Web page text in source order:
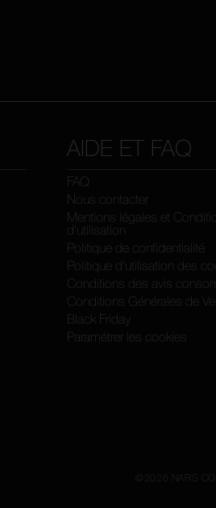
AIDE ET FAQ
FAQ
Nous contacter
Mentions légales et
d’utilisation
Politique de confidentialité
Politique d'utilisation des
Conditions des avis
Conditions Générales de
Black Friday
Paramétrer les cookies
NARS